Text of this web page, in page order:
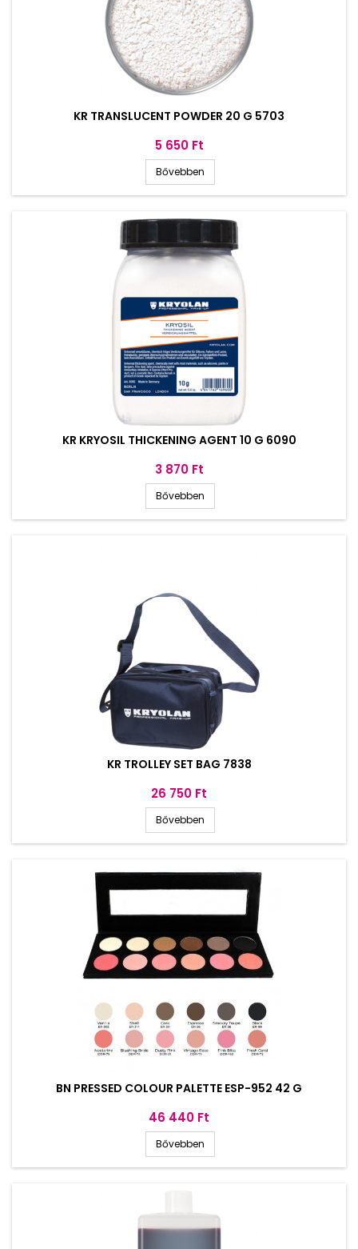
KR TRANSLUCENT POWDER 20 G 5703
Ár
5 650 Ft
Bővebben
KR KRYOSIL THICKENING AGENT 10 G 6090
Ár
3 870 Ft
Bővebben
KR TROLLEY SET BAG 7838
Ár
26 750 Ft
Bővebben
BN PRESSED COLOUR PALETTE ESP-952 42 G
Ár
46 440 Ft
Bővebben